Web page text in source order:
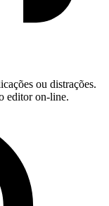
ou distrações.
editor on-line.